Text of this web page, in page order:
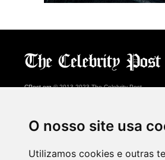
O nosso site usa
Utilizamos cookies e outras
CPost.org© 2013-2023 The Celebrity Post.
About Us